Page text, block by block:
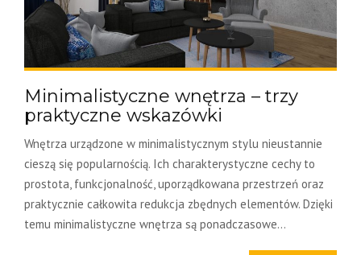
Minimalistyczne wnętrza – trzy
praktyczne wskazówki
Wnętrza urządzone w minimalistycznym stylu nieustannie
cieszą się popularnością. Ich charakterystyczne cechy to
prostota, funkcjonalność, uporządkowana przestrzeń oraz
praktycznie całkowita redukcja zbędnych elementów. Dzięki
temu minimalistyczne wnętrza są ponadczasowe...